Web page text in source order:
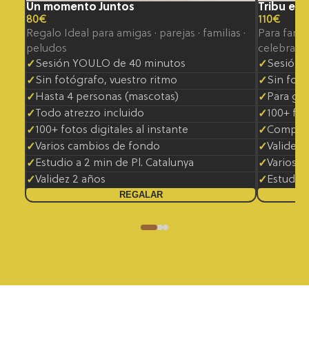
Un momento Juntos
80€
Regalo Ideal para amigas · parejas · familias ·
peludos
Sesión YOULO de 40 minutos
Sin fotógrafo, vuestro ritmo
Hasta 4 personas (mascotas)
Todo atrezzo incluido
100+ fotos digitales al instante
Varios cambios de fondo
Estudio a 2 min de Pl. Catalunya
Validez 2 años
REGALAR
Tribu en
110€
Para
Sesión
Sin
Para
100+
Validez
Varios
Estudio